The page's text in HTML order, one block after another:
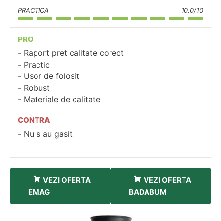
PRACTICA 10.0/10
PRO
Raport pret calitate corect
Practic
Usor de folosit
Robust
Materiale de calitate
CONTRA
Nu s au gasit
VEZI OFERTA
EMAG
VEZI OFERTA
BADABUM